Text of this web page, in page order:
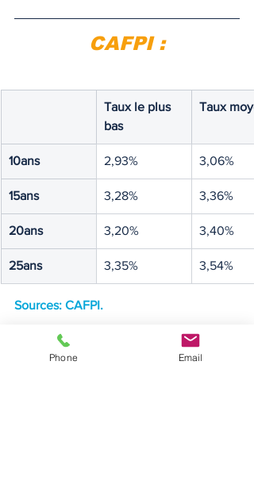
CAFPI :
Taux le plus
bas
Taux
10ans 2,93% 3,06%
15ans 3,28% 3,36%
20ans 3,20% 3,40%
25ans 3,35% 3,54%
Sources: CAFPI.
Pour consulter les taux du mois
Phone Email